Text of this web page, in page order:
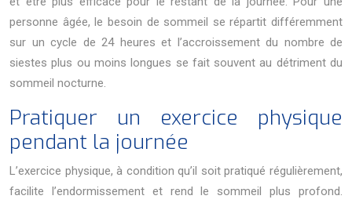
personne âgée, le besoin de sommeil se répartit différemment
sur un cycle de 24 heures et l’accroissement du nombre de
siestes plus ou moins longues se fait souvent au détriment du
sommeil nocturne.
Pratiquer un exercice physique
pendant la journée
L’exercice physique, à condition qu’il soit pratiqué régulièrement,
facilite l’endormissement et rend le sommeil plus profond.